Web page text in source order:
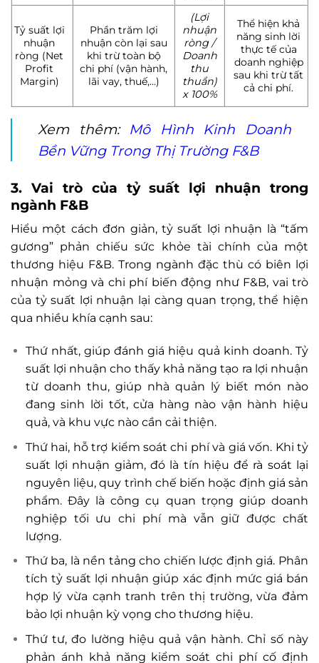
Tỷ suất lợi
nhuận
ròng (Net
Profit
Margin)
Phần trăm lợi
nhuận còn lại sau
khi trừ toàn bộ
chi phí (vận hành,
lãi vay, thuế,…)
(Lợi
nhuận
ròng /
Doanh
thu
thuần)
x 100%
Thể hiện khả
năng sinh lời
thực tế của
doanh nghiệp
sau khi trừ tất
cả chi phí.
Xem thêm: Mô Hình Kinh Doanh
Bền Vững Trong Thị Trường F&B
3. Vai trò của tỷ suất lợi nhuận trong
ngành F&B
Hiểu một cách đơn giản, tỷ suất lợi nhuận là “tấm
gương” phản chiếu sức khỏe tài chính của một
thương hiệu F&B. Trong ngành đặc thù có biên lợi
nhuận mỏng và chi phí biến động như F&B, vai trò
của tỷ suất lợi nhuận lại càng quan trọng, thể hiện
qua nhiều khía cạnh sau:
Thứ nhất, giúp đánh giá hiệu quả kinh doanh. Tỷ
suất lợi nhuận cho thấy khả năng tạo ra lợi nhuận
từ doanh thu, giúp nhà quản lý biết món nào
đang sinh lời tốt, cửa hàng nào vận hành hiệu
quả, và khu vực nào cần cải thiện.
Thứ hai, hỗ trợ kiểm soát chi phí và giá vốn. Khi tỷ
suất lợi nhuận giảm, đó là tín hiệu để rà soát lại
nguyên liệu, quy trình chế biến hoặc định giá sản
phẩm. Đây là công cụ quan trọng giúp doanh
nghiệp tối ưu chi phí mà vẫn giữ được chất
lượng.
Thứ ba, là nền tảng cho chiến lược định giá. Phân
tích tỷ suất lợi nhuận giúp xác định mức giá bán
hợp lý vừa cạnh tranh trên thị trường, vừa đảm
bảo lợi nhuận kỳ vọng cho thương hiệu.
Thứ tư, đo lường hiệu quả vận hành. Chỉ số này
phản ánh khả năng kiểm soát chi phí cố định